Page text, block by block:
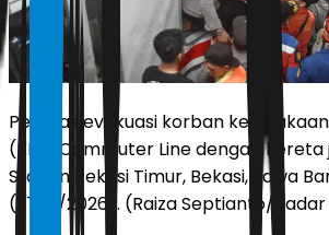
Petugas evakuasi korban
(KRL) Commuter Line dengan kereta
Stasiun Bekasi Timur, Bekasi, Jawa
(27/4/2026). (Raiza Septianto/Radar